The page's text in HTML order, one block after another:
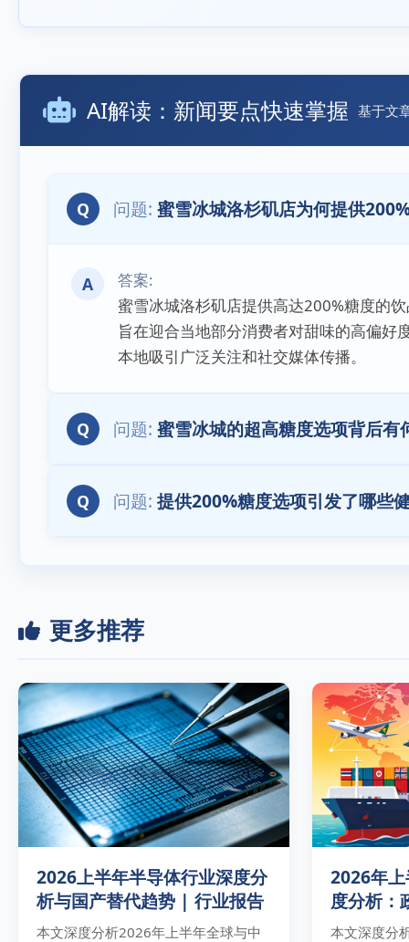
AI解读：新闻要点快速掌握 基于文
Q 蜜雪冰城洛杉矶店为何提供
A
蜜雪冰城洛杉矶店提供高达200%糖度的
旨在迎合当地部分消费者对甜味的高偏好
本地吸引广泛关注和社交媒体传播。
Q 蜜雪冰城的超高糖度选项背后有
Q 提供200%糖度选项引发了哪些
更多推荐
2026上半年半导体行业深度分
析与国产替代趋势 | 行业报告
本文深度分析2026年上半年全球与中
2026年
度分析：
本文深度分